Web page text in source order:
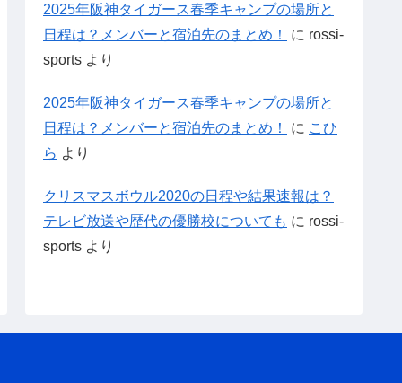
2025年阪神タイガース春季キャンプの場所と
日程は？メンバーと宿泊先のまとめ！
に rossi-
sports より
2025年阪神タイガース春季キャンプの場所と
日程は？メンバーと宿泊先のまとめ！
に こひ
ら より
クリスマスボウル2020の日程や結果速報は？
テレビ放送や歴代の優勝校についても に rossi-
sports より